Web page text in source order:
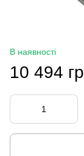
В наявності
10 494